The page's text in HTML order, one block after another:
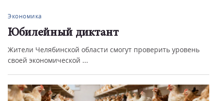
Экономика
Юбилейный диктант
Жители Челябинской области смогут проверить уровень
своей экономической ...